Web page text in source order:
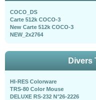
COCO_DS
Carte 512k COCO-3
New Carte 512k COCO-3
NEW_2x2764
Divers
HI-RES Colorware
TRS-80 Color Mouse
DELUXE RS-232 N°26-2226